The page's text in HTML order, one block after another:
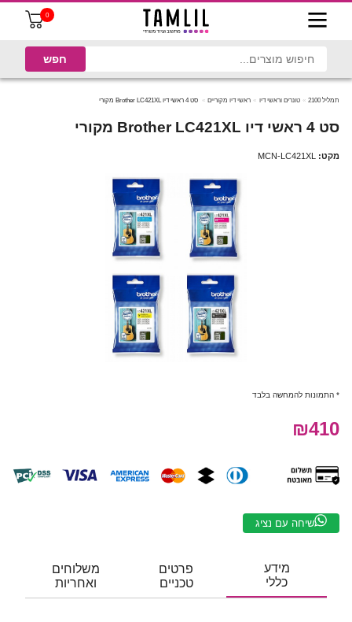
0
תמליל 2100 טונרים וראשי דיו ראשי דיו מקוריים סט 4 ראשי דיו Brother LC421XL מקורי
סט 4 ראשי דיו Brother LC421XL מקורי
מקט: MCN-LC421XL
* התמונות להמחשה בלבד
₪410
שיחה עם נציג
מידע
כללי
פרטים
טכניים
משלוחים
ואחריות